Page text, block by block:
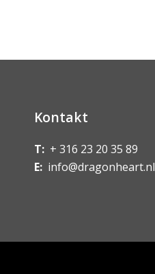
Kontakt
T: + 316 23 20 35 89
E: info@dragonheart.nl